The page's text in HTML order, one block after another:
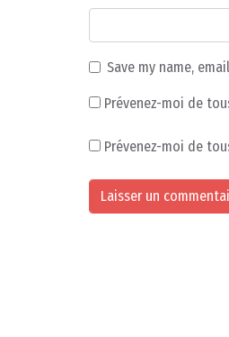
Save my name,
Prévenez-moi de
Prévenez-moi de